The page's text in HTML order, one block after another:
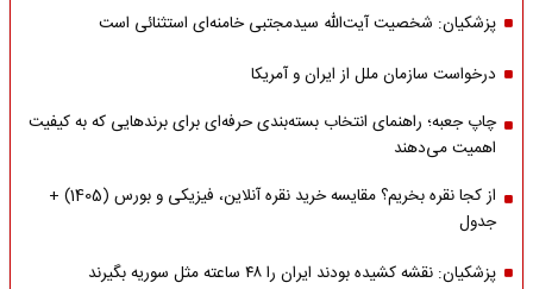
پزشکیان: شخصیت آیت‌الله سیدمجتبی خامنه‌ای استثنائی است
درخواست سازمان ملل از ایران و آمریکا
چاپ جعبه؛ راهنمای انتخاب بسته‌بندی حرفه‌ای برای برندهایی که به کیفیت
اهمیت می‌دهند
از کجا نقره بخریم؟ مقایسه خرید نقره آنلاین، فیزیکی و بورس (1405) +
جدول
پزشکیان: نقشه کشیده بودند ایران را ۴۸ ساعته مثل سوریه بگیرند